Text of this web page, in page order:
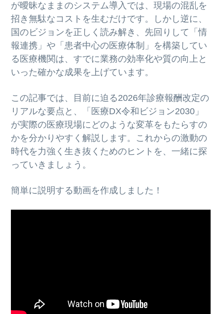
が曖昧なままのシステム導入では、現場の混乱を
招き無駄なコストを生むだけです。しかし逆に、
国のビジョンを正しく読み解き、先回りして「情
報連携」や「患者中心の医療体制」を構築してい
る医療機関は、すでに業務の効率化や質の向上と
いった確かな成果を上げています。
この記事では、目前に迫る2026年診療報酬改定の
リアルな要点と、「医療DX令和ビジョン2030」
が実際の医療現場にどのような変革をもたらすの
かを分かりやすく解説します。これからの激動の
時代を力強く生き抜くためのヒントを、一緒に探
っていきましょう。
簡単に説明する動画を作成しました！